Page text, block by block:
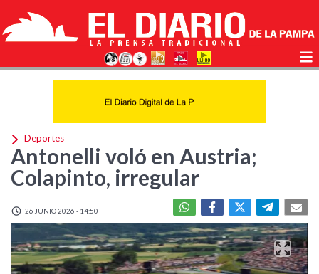
Deportes
Antonelli voló en Austria;
Colapinto, irregular
26 JUNIO 2026 - 14:50